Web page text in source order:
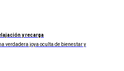
y recarga
verdadera joya oculta de bienestar y